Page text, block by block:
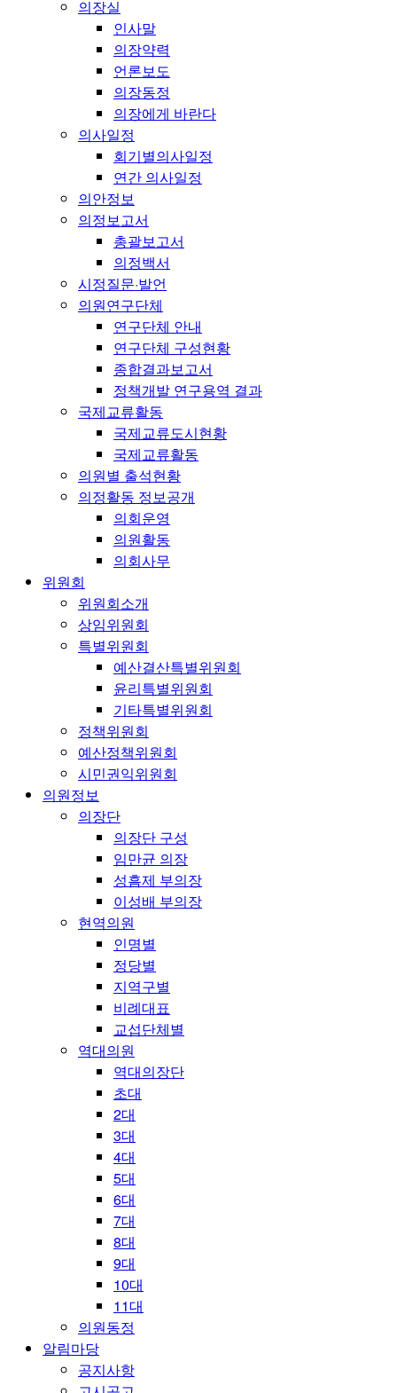
의장실
인사말
의장약력
언론보도
의장동정
의장에게 바란다
의사일정
회기별의사일정
연간 의사일정
의안정보
의정보고서
총괄보고서
의정백서
시정질문·발언
의원연구단체
연구단체 안내
연구단체 구성현황
종합결과보고서
정책개발 연구용역 결과
국제교류활동
국제교류도시현황
국제교류활동
의원별 출석현황
의정활동 정보공개
의회운영
의원활동
의회사무
위원회
위원회소개
상임위원회
특별위원회
예산결산특별위원회
윤리특별위원회
기타특별위원회
정책위원회
예산정책위원회
시민권익위원회
의원정보
의장단
의장단 구성
임만균 의장
성흠제 부의장
이성배 부의장
현역의원
인명별
정당별
지역구별
비례대표
교섭단체별
역대의원
역대의장단
초대
2대
3대
4대
5대
6대
7대
8대
9대
10대
11대
의원동정
알림마당
공지사항